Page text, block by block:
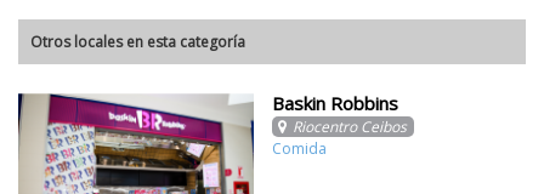
Otros locales en esta categoría
Baskin Robbins
Riocentro Ceibos
Comida